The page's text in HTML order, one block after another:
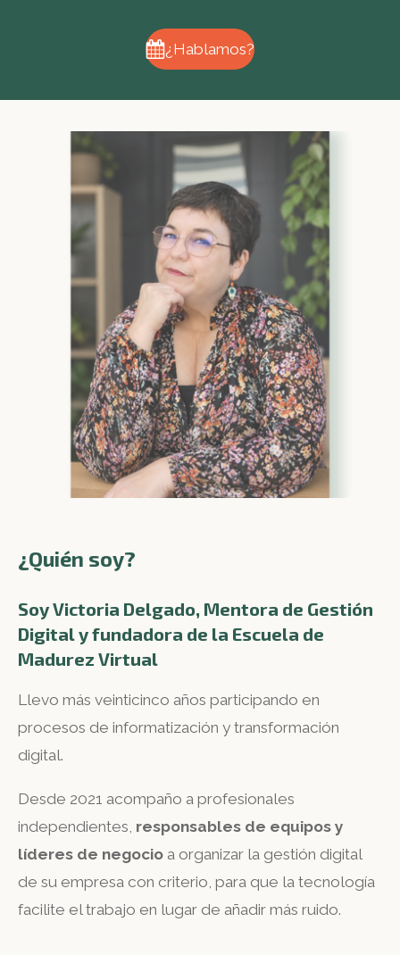
¿Hablamos?
¿Quién soy?
Soy Victoria Delgado, Mentora de Gestión
Digital y fundadora de la Escuela de
Madurez Virtual
Llevo más veinticinco años participando en
procesos de informatización y transformación
digital.
Desde 2021 acompaño a profesionales
independientes, responsables de equipos y
líderes de negocio a organizar la gestión digital
de su empresa con criterio, para que la tecnología
facilite el trabajo en lugar de añadir más ruido.